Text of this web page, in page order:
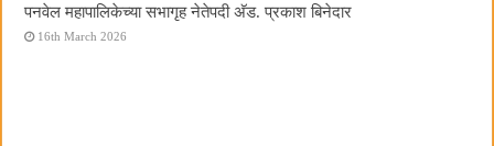
पनवेल महापालिकेच्या सभागृह नेतेपदी अ‍ॅड. प्रकाश बिनेदार
16th March 2026